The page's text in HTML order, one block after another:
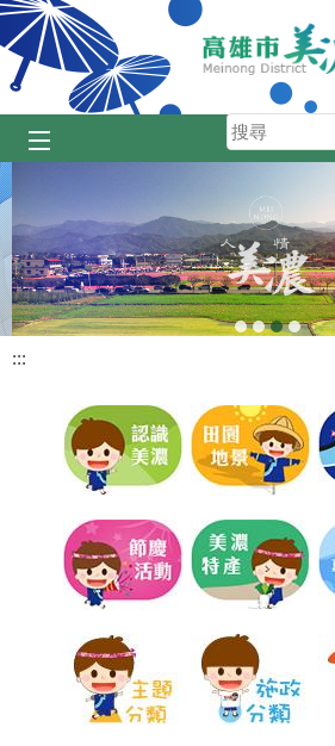
跳到主要內容區塊
目
:::